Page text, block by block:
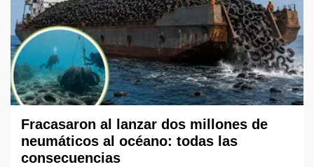
Fracasaron al lanzar dos millones de
neumáticos al océano: todas las
consecuencias